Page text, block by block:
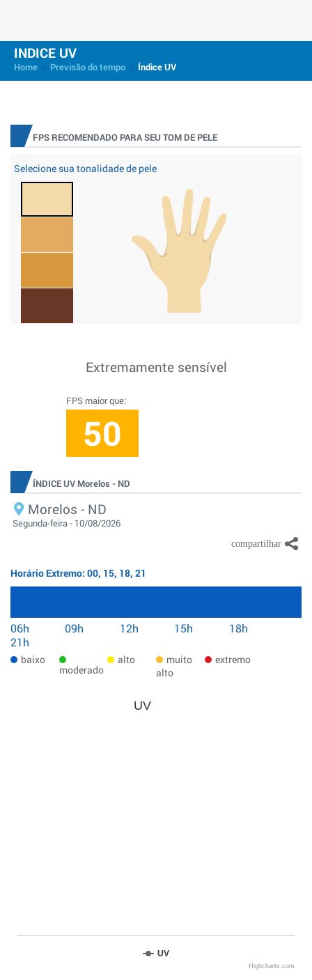
INDICE UV
Home Previsão do tempo Índice UV
FPS RECOMENDADO PARA SEU TOM DE PELE
Selecione sua tonalidade de pele
Extremamente sensível
FPS maior que:
50
ÍNDICE UV Morelos - ND
Morelos - ND
Segunda-feira - 10/08/2026
Horário Extremo: 00, 15, 18, 21
06h 09h 12h 15h
18h
21h
baixo
moderado
alto
muito
alto
extremo
UV
UV
Highcharts.com